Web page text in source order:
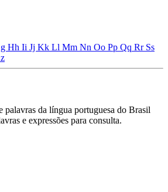
Hh Ii Jj Kk Ll Mm Nn Oo Pp Qq Rr Ss
palavras da língua portuguesa do Brasil
e expressões para consulta.